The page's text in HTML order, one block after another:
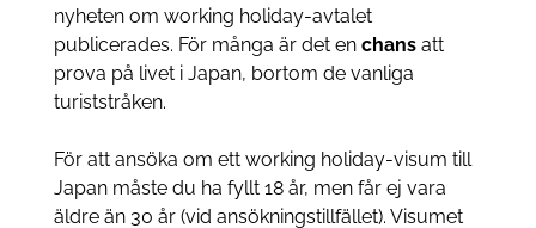
nyheten om working holiday-avtalet
publicerades. För många är det en chansatt
prova på livet i Japan, bortom de vanliga
turiststråken.
För att ansöka om ett working holiday-visum till
Japan måste du ha fyllt 18 år, men får ej vara
äldre än 30 år (vid ansökningstillfället). Visumet